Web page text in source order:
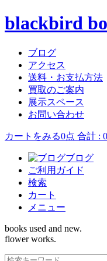
blackbird
ブログ
アクセス
送料・お支払方法
買取のご案内
展示スペース
お問い合わせ
カートをみる0点 合計 :
ブログ
ご利用ガイド
検索
カート
メニュー
books used and new.
flower works.